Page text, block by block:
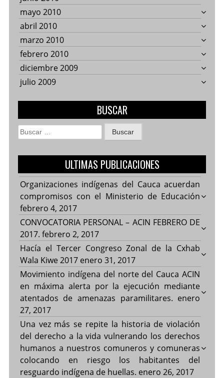
mayo 2010
abril 2010
marzo 2010
febrero 2010
diciembre 2009
julio 2009
BUSCAR
Buscar:
ULTIMAS PUBLICACIONES
Organizaciones indígenas del Cauca acuerdan
compromisos con el Ministerio de Educación
febrero 4, 2017
CONVOCATORIA PERSONAL – ACIN FEBRERO DE
2017. febrero 2, 2017
Hacía el Tercer Congreso Zonal de la Cxhab
Wala Kiwe 2017 enero 31, 2017
Movimiento indígena del norte del Cauca ACIN
en máxima alerta por la ejecución mediante
atentados de amenazas paramilitares. enero
27, 2017
Una vez más se repite la historia de violación
del derecho a la vida vulnerando los derechos
humanos a nuestros comuneros y comuneras
colocando en riesgo los habitantes del
resguardo indígena de huellas. enero 26, 2017